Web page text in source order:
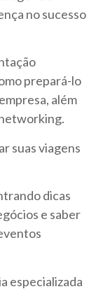
no sucesso
prepará-lo
além
suas viagens
dicas
e saber
especializada